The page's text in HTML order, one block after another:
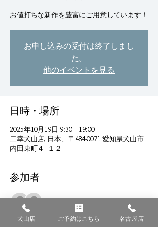
お値打ちな新作を豊富にご用意しています！
お申し込みの受付は終了しまし
た。
他のイベントを見る
日時・場所
2025年10月19日 9:30 – 19:00
二幸犬山店, 日本、〒484-0071 愛知県犬山市
内田東町４−１２
参加者
犬山店 ご予約はこちら 名古屋店